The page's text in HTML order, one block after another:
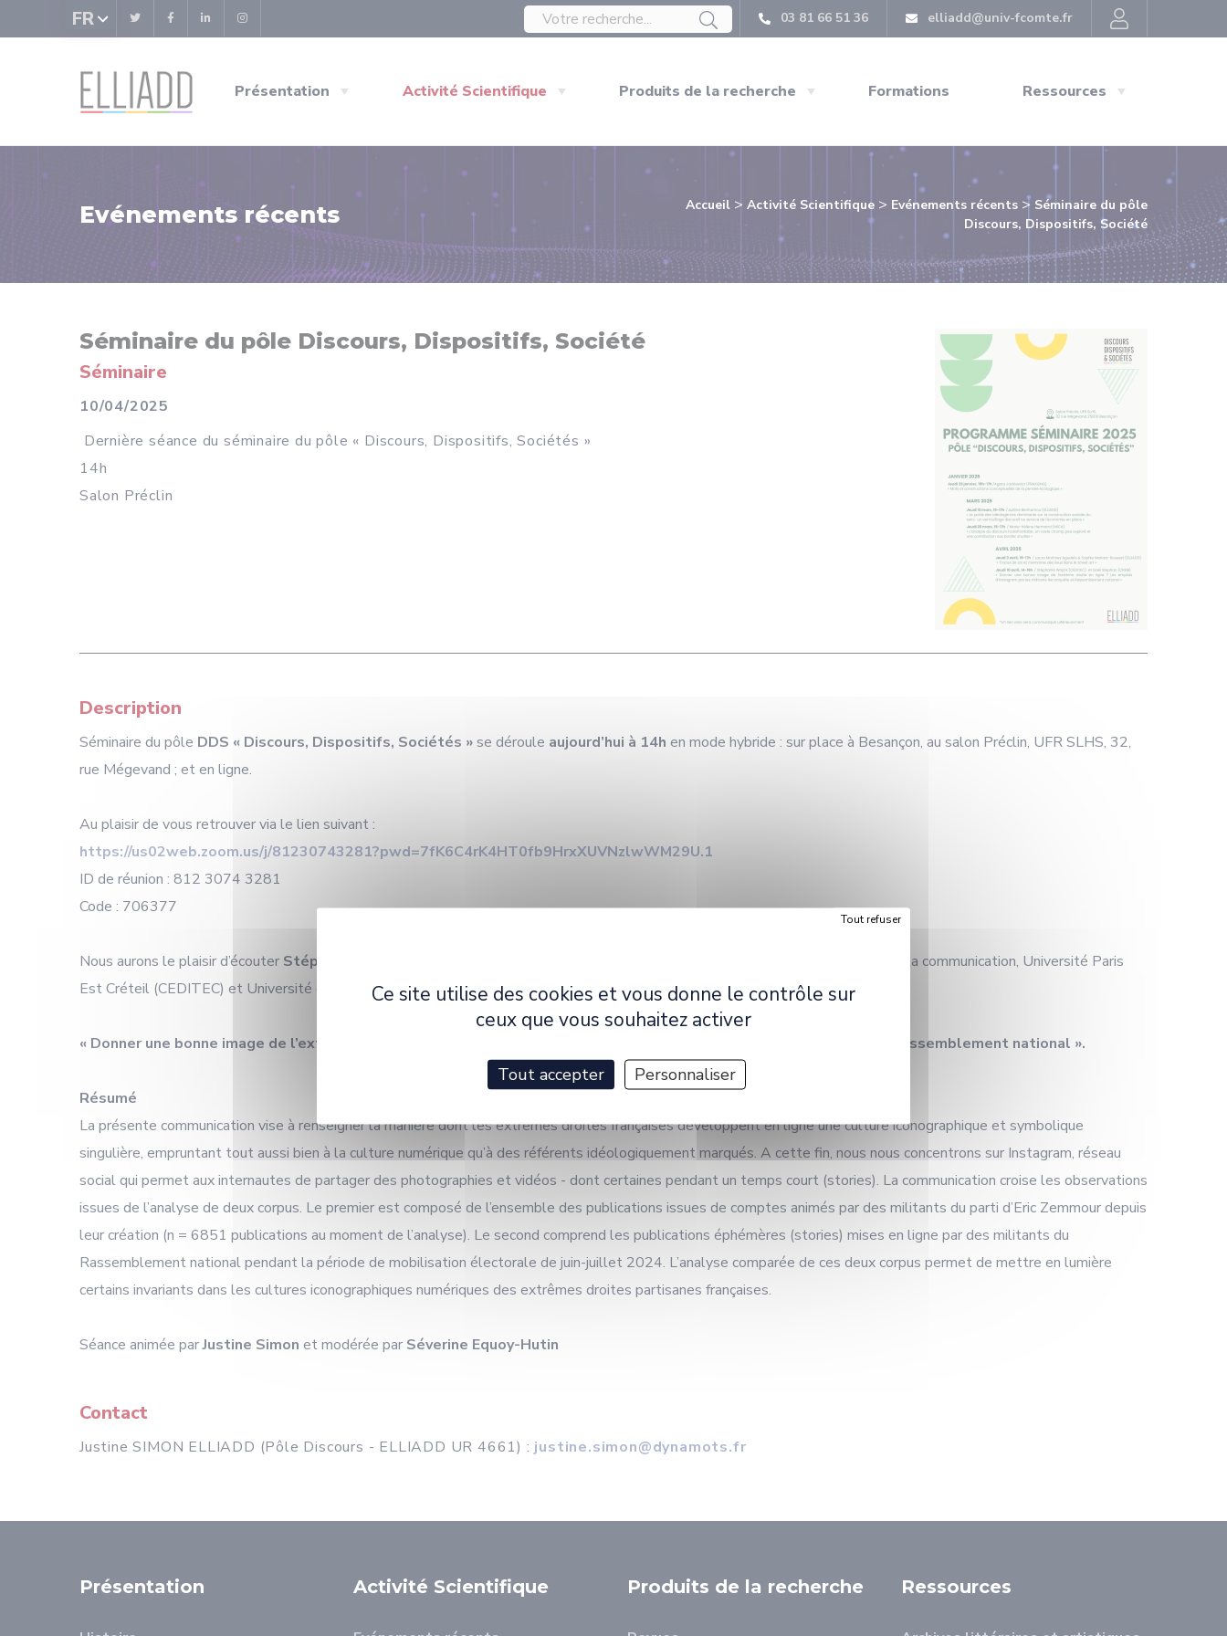
03 81 66 51 36 elliadd@univ-fcomte.fr
Présentation Activité Scientifique Produits de la recherche Formations Ressources
FR
Evénements récents Accueil > Activité Scientifique > Evénements récents > Séminaire du pôle
Discours, Dispositifs, Société
Séminaire du pôle Discours, Dispositifs, Société
Séminaire
10/04/2025
Dernière séance du séminaire du pôle « Discours, Dispositifs, Sociétés »
14h
Salon Préclin
Description
Séminaire du pôle DDS « Discours, Dispositifs, Sociétés »se déroule aujourd’hui à 14h en mode hybride : sur place à Besançon, au salon Préclin, UFR SLHS, 32,
rue Mégevand ; et en ligne.
Au plaisir de vous retrouver via le lien suivant :
https://us02web.zoom.us/j/81230743281?pwd=7fK6C4rK4HT0fb9HrxXUVNzlwWM29U.1
ID de réunion : 812 3074 3281
Code : 706377
Nous aurons le plaisir d’écouter Stéphanie Wojcik et Gaël Stephan
, Maîtres de conférences en Sciences de l’information et de la communication, Université Paris
Est Créteil (CEDITEC) et Université de Lorraine (CREM), avec une communication intitulée :
« Donner une bonne image de l’extrême droite en ligne ? Les emplois d’Instagram par les militants Reconquête et Rassemblement national ».
Résumé
La présente communication vise à renseigner la manière dont les extrêmes droites françaises développent en ligne une culture iconographique et symbolique
singulière, empruntant tout aussi bien à la culture numérique qu’à des référents idéologiquement marqués. A cette fin, nous nous concentrons sur Instagram, réseau
social qui permet aux internautes de partager des photographies et vidéos - dont certaines pendant un temps court (stories). La communication croise les observations
issues de l’analyse de deux corpus. Le premier est composé de l’ensemble des publications issues de comptes animés par des militants du parti d’Eric Zemmour depuis
leur création (n = 6851 publications au moment de l’analyse). Le second comprend les publications éphémères (stories) mises en ligne par des militants du
Rassemblement national pendant la période de mobilisation électorale de juin-juillet 2024. L’analyse comparée de ces deux corpus permet de mettre en lumière
certains invariants dans les cultures iconographiques numériques des extrêmes droites partisanes françaises.
Séance animée parJustine Simon et modérée par Séverine Equoy-Hutin
Contact
Justine SIMON ELLIADD (Pôle Discours - ELLIADD UR 4661) : justine.simon@dynamots.fr
Présentation Activité Scientifique Produits de la recherche Ressources
Panneau de gestion des cookies
Ce site utilise des cookies et vous donne le contrôle sur
ceux que vous souhaitez activer
Tout accepter
Tout refuser
Personnaliser